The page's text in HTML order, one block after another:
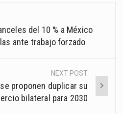
del 10 % a México
ante trabajo forzado
NEXT POST
proponen duplicar su
bilateral para 2030